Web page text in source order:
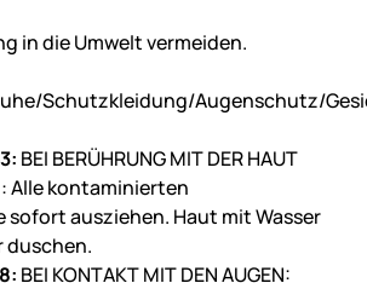
in die Umwelt vermeiden.
Schutzkleidung/Augenschutz/
BEI BERÜHRUNG MIT DER HAUT
Alle kontaminierten
sofort ausziehen. Haut mit Wasser
duschen.
BEI KONTAKT MIT DEN AUGEN: